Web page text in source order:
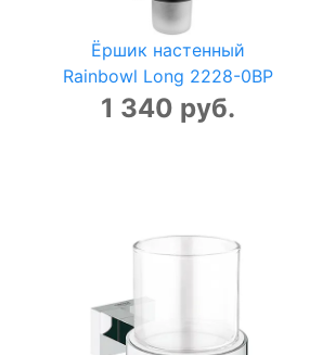
Ёршик настенный
Rainbowl Long 2228-0BP
1 340 руб.